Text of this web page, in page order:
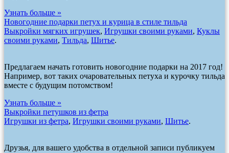
Узнать больше »
Новогодние подарки петух и курица в стиле тильда
Выкройки мягких игрушек, Игрушки своими руками, Куклы
своими руками, Тильда, Шитье.
Предлагаем начать готовить новогодние подарки на 2017 год!
Например, вот таких очаровательных петуха и курочку тильда
вместе с будущим потомством!
Узнать больше »
Выкройки петушков из фетра
Игрушки из фетра, Игрушки своими руками, Шитье.
Друзья, для вашего удобства в отдельной записи публикуем